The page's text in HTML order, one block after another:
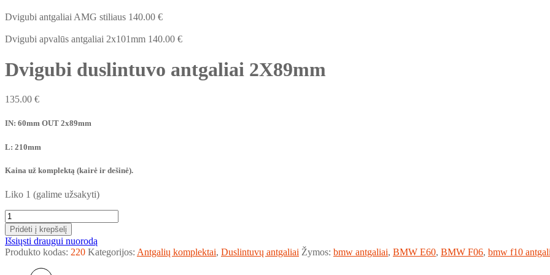
Dvigubi antgaliai AMG stiliaus 140.00 €
Dvigubi apvalūs antgaliai 2x101mm 140.00 €
Dvigubi duslintuvo antgaliai 2X89mm
135.00 €
IN: 60mm OUT 2x89mm
L: 210mm
Kaina už komplektą (kairė ir dešinė).
Liko 1 (galime užsakyti)
Pridėti į krepšelį
Išsiųsti draugui nuorodą
Produkto kodas: 220 Kategorijos: Antgalių komplektai, Duslintuvų antgaliai Žymos: bmw antgaliai, BMW E60, BMW F06, bmw f10